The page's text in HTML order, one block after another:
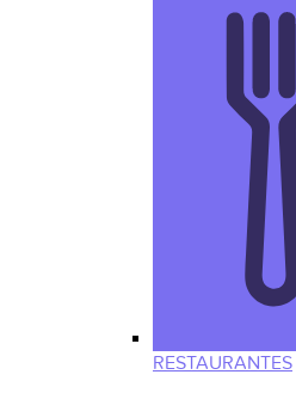
RESTAURANTES